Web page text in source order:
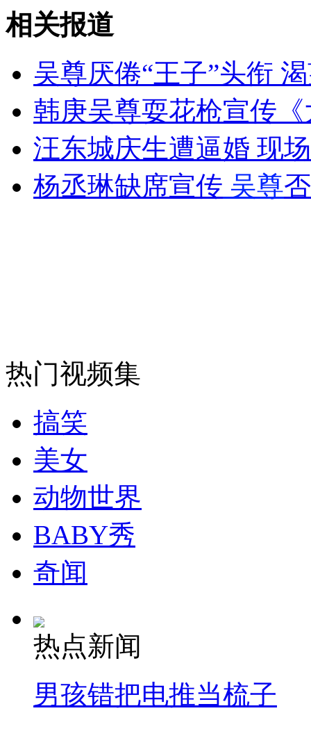
女孩北京地铁殴打老人 痛下狠手拳打脚踢
无痛分娩是否安全 医生回应
走！跟着总书记去植树
消防员救轻生者
纽约上演“枕头大战”
相关报道
吴尊厌倦“王子”头衔
韩庚吴尊耍花枪宣传
汪东城庆生遭逼婚 现
杨丞琳缺席宣传 吴尊
热门视频集
搞笑
美女
动物世界
BABY秀
奇闻
热点新闻
男孩错把电推当梳子